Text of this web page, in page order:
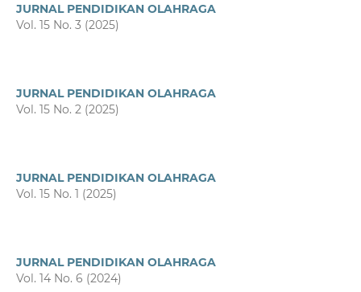
JURNAL PENDIDIKAN OLAHRAGA
Vol. 15 No. 3 (2025)
JURNAL PENDIDIKAN OLAHRAGA
Vol. 15 No. 2 (2025)
JURNAL PENDIDIKAN OLAHRAGA
Vol. 15 No. 1 (2025)
JURNAL PENDIDIKAN OLAHRAGA
Vol. 14 No. 6 (2024)